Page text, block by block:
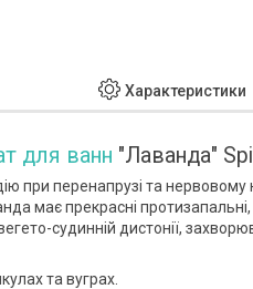
Характеристики
для ванн "Лаванда"
при перенапрузі та
має прекрасні протизапальні,
судинній дистонії,
та вуграх.